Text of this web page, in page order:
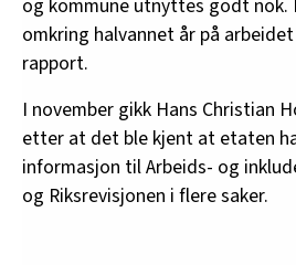
og kommune utnyttes godt nok.
omkring halvannet år på
rapport.
I november gikk Hans Christian
etter at det ble kjent at etaten
informasjon til Arbeids- og
og Riksrevisjonen i flere saker.